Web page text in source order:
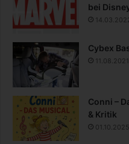
bei
Cybex
11.08.2021
Conni –
& Kritik
01.10.2025